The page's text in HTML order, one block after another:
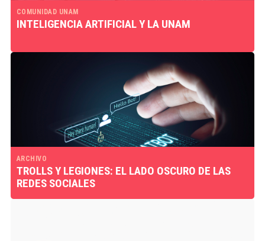
COMUNIDAD UNAM
INTELIGENCIA ARTIFICIAL Y LA UNAM
ARCHIVO
TROLLS Y LEGIONES: EL LADO OSCURO DE LAS
REDES SOCIALES